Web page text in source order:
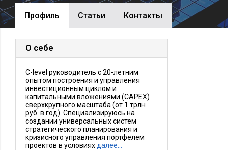
Профиль Cтатьи Контакты
О себе
C-level руководитель с 20-летним
опытом построения и управления
инвестиционным циклом и
капитальными вложениями (CAPEX)
сверхкрупного масштаба (от 1 трлн
руб. в год). Специализируюсь на
создании универсальных систем
стратегического планирования и
кризисного управления портфелем
проектов в условиях далее…